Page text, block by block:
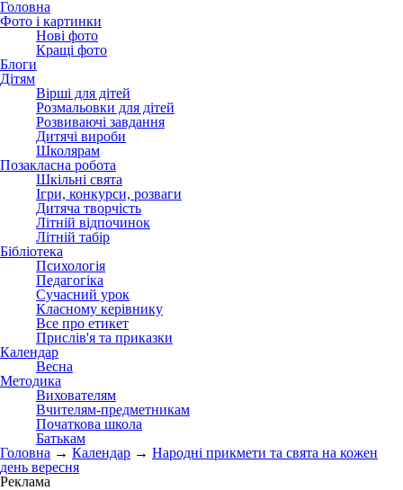
Головна
Фото і картинки
Нові фото
Кращі фото
Блоги
Дітям
Вірші для дітей
Розмальовки для дітей
Розвиваючі завдання
Дитячі вироби
Школярам
Позакласна робота
Шкільні свята
Ігри, конкурси, розваги
Дитяча творчість
Літній відпочинок
Літній табір
Бібліотека
Психологія
Педагогіка
Сучасний урок
Класному керівнику
Все про етикет
Прислів'я та приказки
Календар
Весна
Методика
Вихователям
Вчителям-предметникам
Початкова школа
Батькам
Головна → Календар → Народні прикмети та свята на кожен
день вересня
Реклама